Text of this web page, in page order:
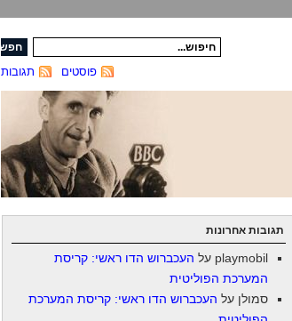
תגובות פוסטים
תגובות אחרונות
playmobil על העכברוש הדו ראשי: קריסת
המערכת הפוליטית
סמולן על העכברוש הדו ראשי: קריסת המערכת